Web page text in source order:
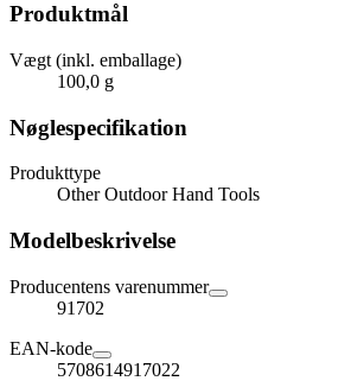
Produktmål
Vægt (inkl. emballage)
100,0 g
Nøglespecifikation
Produkttype
Other Outdoor Hand Tools
Modelbeskrivelse
Producentens varenummer
91702
EAN-kode
5708614917022